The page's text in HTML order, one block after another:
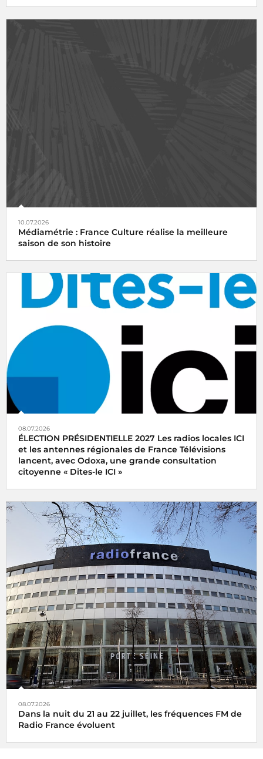
10.07.2026
Médiamétrie : France Culture réalise la meilleure
saison de son histoire
08.07.2026
ÉLECTION PRÉSIDENTIELLE 2027 Les radios locales ICI
et les antennes régionales de France Télévisions
lancent, avec Odoxa, une grande consultation
citoyenne « Dites-le ICI »
08.07.2026
Dans la nuit du 21 au 22 juillet, les fréquences FM de
Radio France évoluent